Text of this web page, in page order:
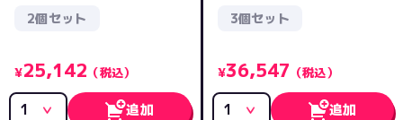
2個セット
¥25,142 （税込）
追加
3個セット
¥36,547 （税込）
追加